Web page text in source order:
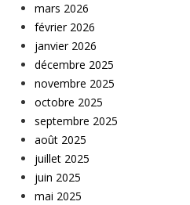
mars 2026
février 2026
janvier 2026
décembre 2025
novembre 2025
octobre 2025
septembre 2025
août 2025
juillet 2025
juin 2025
mai 2025